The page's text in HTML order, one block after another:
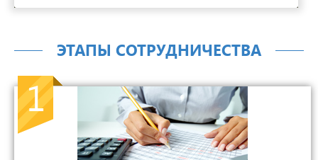
ЭТАПЫ СОТРУДНИЧЕСТВА
1